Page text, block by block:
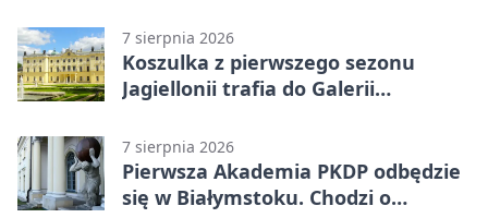
7 sierpnia 2026
Koszulka z pierwszego sezonu
Jagiellonii trafia do Galerii
7 sierpnia 2026
Pierwsza Akademia PKDP odbędzie
się w Białymstoku. Chodzi o